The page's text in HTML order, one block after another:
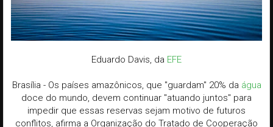
Eduardo Davis, da EFE
Brasília - Os países amazônicos, que "guardam" 20% da água
doce do mundo, devem continuar "atuando juntos" para
impedir que essas reservas sejam motivo de futuros
conflitos, afirma a Organização do Tratado de Cooperação